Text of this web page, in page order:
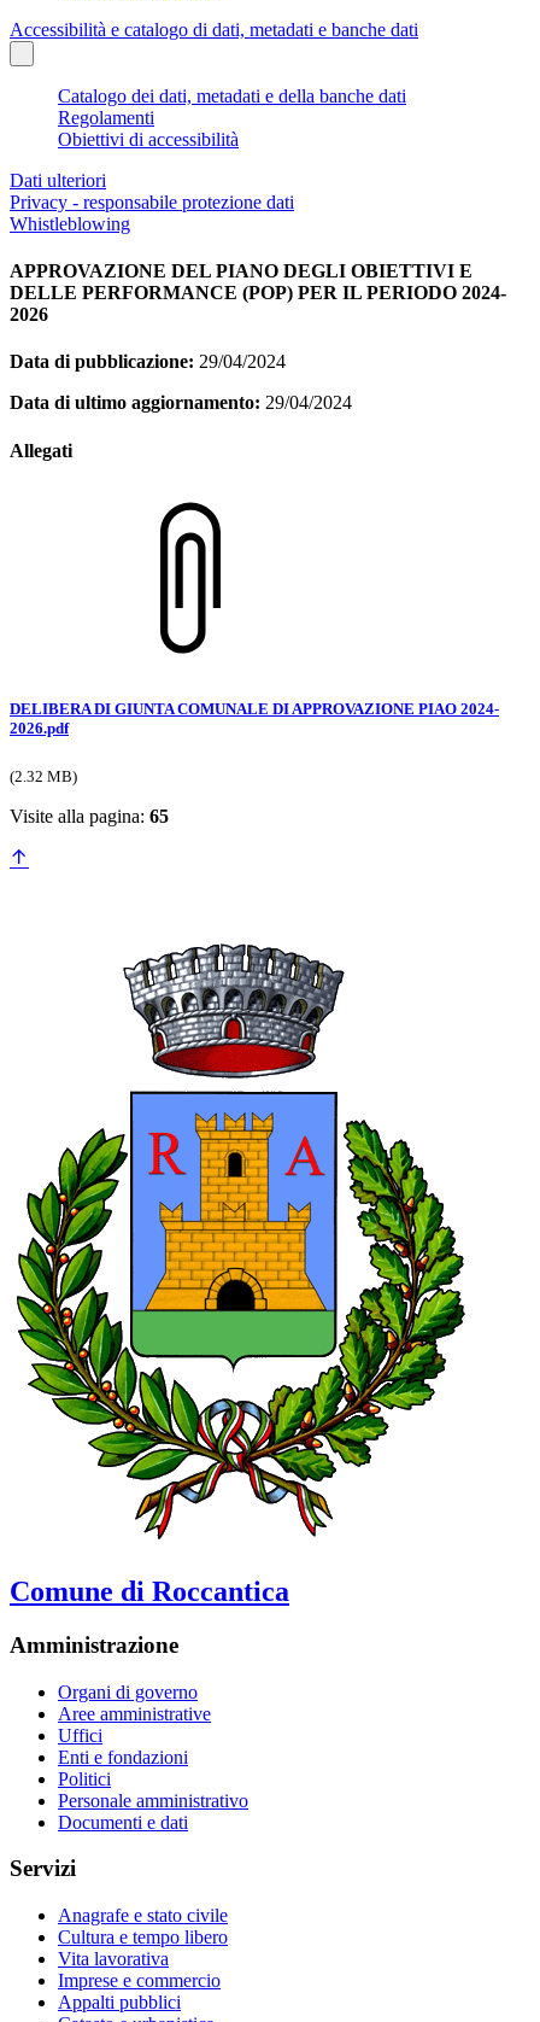
Accessibilità e catalogo di dati, metadati e banche dati
Catalogo dei dati, metadati e della banche dati
Regolamenti
Obiettivi di accessibilità
Dati ulteriori
Privacy - responsabile protezione dati
Whistleblowing
APPROVAZIONE DEL PIANO DEGLI OBIETTIVI E
DELLE PERFORMANCE (POP) PER IL PERIODO 2024-
2026
Data di pubblicazione: 29/04/2024
Data di ultimo aggiornamento: 29/04/2024
Allegati
DELIBERA DI GIUNTA COMUNALE DI APPROVAZIONE PIAO 2024-
2026.pdf
(2.32 MB)
Visite alla pagina: 65
Comune di Roccantica
Amministrazione
Organi di governo
Aree amministrative
Uffici
Enti e fondazioni
Politici
Personale amministrativo
Documenti e dati
Servizi
Anagrafe e stato civile
Cultura e tempo libero
Vita lavorativa
Imprese e commercio
Appalti pubblici